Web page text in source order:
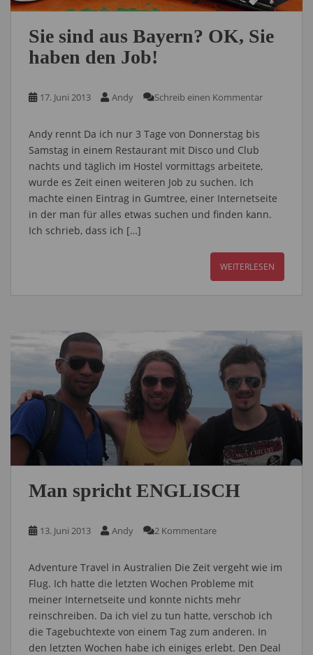
Sie sind aus Bayern? OK, Sie
haben den Job!
17. Juni 2013 Andy Schreib einen Kommentar
Andy rennt Da ich nur 3 Tage von Donnerstag bis
Samstag in einem Restaurant mit Disco und Club
nachts und täglich im Hostel vormittags arbeitete,
wurde es Zeit einen weiteren Job zu suchen. Ich
machte einen Eintrag in Gumtree, einer Internetseite
in der man für alles etwas suchen und finden kann.
Ich schrieb, dass ich […]
WEITERLESEN
Man spricht ENGLISCH
13. Juni 2013 Andy 2 Kommentare
Adventure Travel in Australien Die Zeit vergeht wie im
Flug. Ich hatte die letzten Wochen Probleme mit
meiner Internetseite und konnte nichts mehr
reinschreiben. Da ich viel zu tun hatte, verschob ich
die Tagebuchtexte von einem Tag zum anderen. In
den letzten Wochen habe ich einiges erlebt. Den Deal